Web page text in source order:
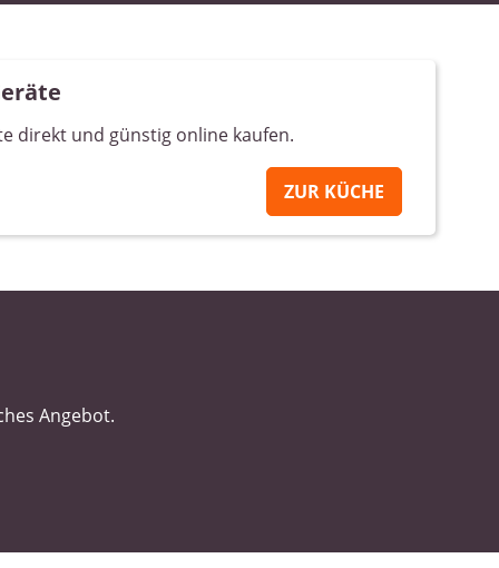
direkt und günstig online kaufen.
ZUR KÜCHE
Angebot.